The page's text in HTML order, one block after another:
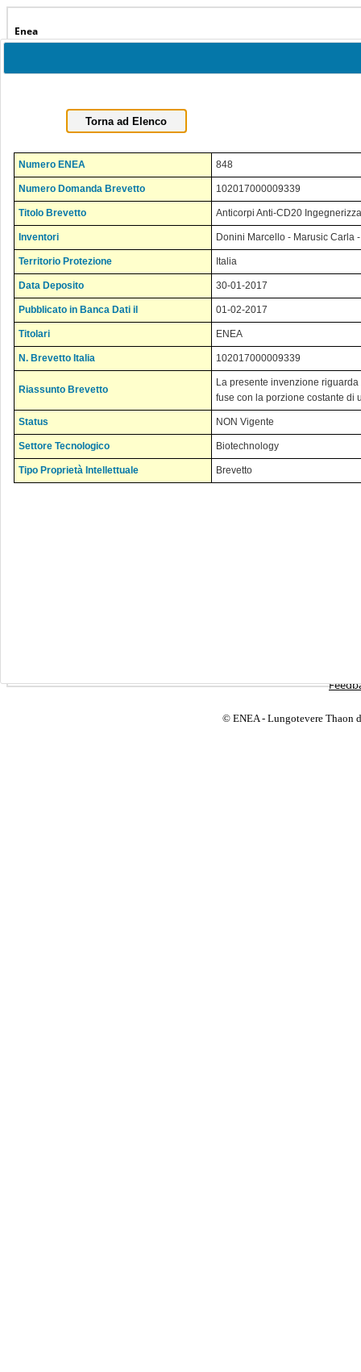
Enea
© ENEA - Lungotevere Thaon
Numero ENEA 848
Numero Domanda Brevetto 102017000009339
Titolo Brevetto Anticorpi Anti-CD20
Inventori Donini Marcello - Marusic Carla
Territorio Protezione Italia
Data Deposito 30-01-2017
Pubblicato in Banca Dati il 01-02-2017
Titolari ENEA
N. Brevetto Italia 102017000009339
Riassunto Brevetto
La presente invenzione
fuse con la porzione costante di
Status NON Vigente
Settore Tecnologico Biotechnology
Tipo Proprietà Intellettuale Brevetto